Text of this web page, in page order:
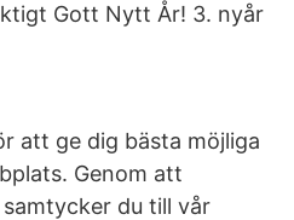
Gott Nytt År! 3. nyår
att ge dig bästa möjliga
Genom att
du till vår